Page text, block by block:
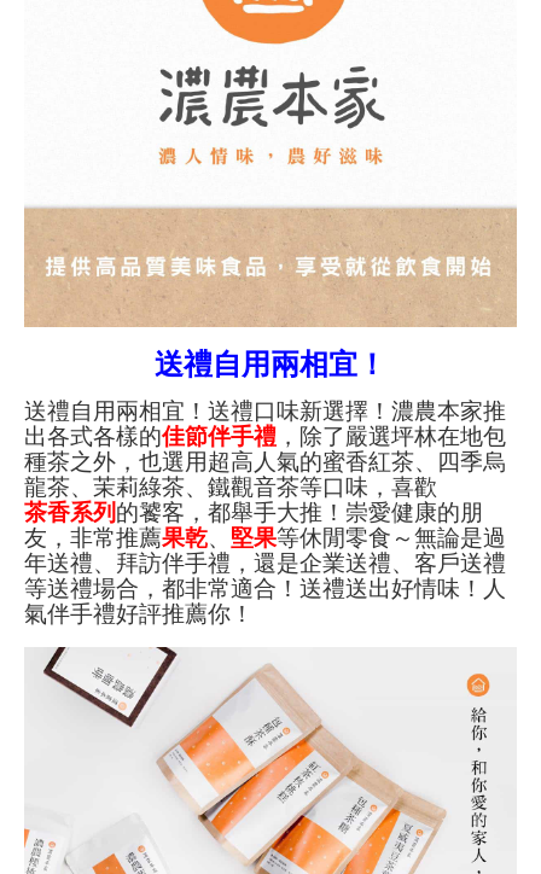
送禮自用兩相宜！
送禮自用兩相宜！送禮口味新選擇！濃農本家推
出各式各樣的佳節伴手禮 ，除了嚴選坪林在地包
種茶之外，也選用超高人氣的蜜香紅茶、四季烏
龍茶、茉莉綠茶、鐵觀音茶等口味，喜歡
茶香系列 的饕客，都舉手大推！崇愛健康的朋
友，非常推薦果乾、 堅果等休閒零食～無論是過
年送禮、拜訪伴手禮，還是企業送禮、客戶送禮
等送禮場合，都非常適合！送禮送出好情味！人
氣伴手禮好評推薦你！